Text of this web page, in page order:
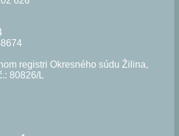
registri Okresného súdu Žilina,
80826/L